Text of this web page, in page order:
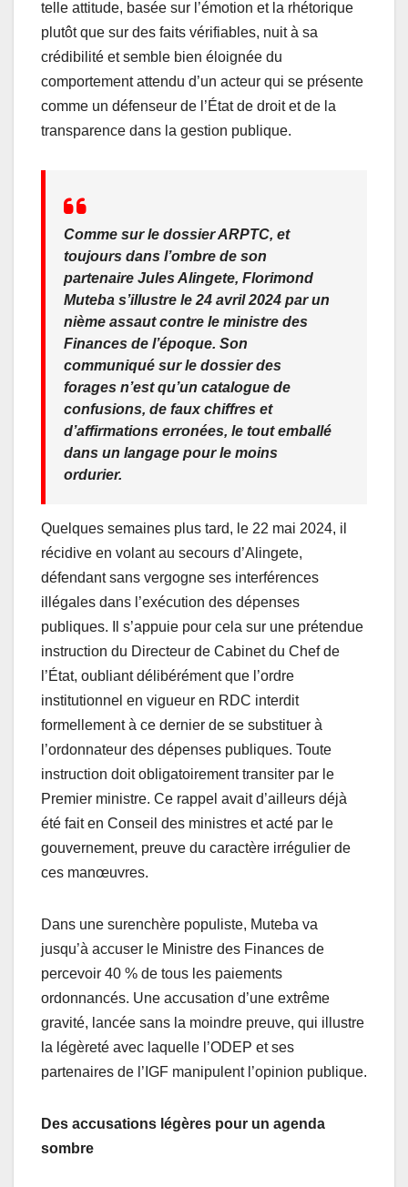
telle attitude, basée sur l’émotion et la rhétorique
plutôt que sur des faits vérifiables, nuit à sa
crédibilité et semble bien éloignée du
comportement attendu d’un acteur qui se présente
comme un défenseur de l’État de droit et de la
transparence dans la gestion publique.
Comme sur le dossier ARPTC, et
toujours dans l’ombre de son
partenaire Jules Alingete, Florimond
Muteba s’illustre le 24 avril 2024 par un
nième assaut contre le ministre des
Finances de l’époque. Son
communiqué sur le dossier des
forages n’est qu’un catalogue de
confusions, de faux chiffres et
d’affirmations erronées, le tout emballé
dans un langage pour le moins
ordurier.
Quelques semaines plus tard, le 22 mai 2024, il
récidive en volant au secours d’Alingete,
défendant sans vergogne ses interférences
illégales dans l’exécution des dépenses
publiques. Il s’appuie pour cela sur une prétendue
instruction du Directeur de Cabinet du Chef de
l’État, oubliant délibérément que l’ordre
institutionnel en vigueur en RDC interdit
formellement à ce dernier de se substituer à
l’ordonnateur des dépenses publiques. Toute
instruction doit obligatoirement transiter par le
Premier ministre. Ce rappel avait d’ailleurs déjà
été fait en Conseil des ministres et acté par le
gouvernement, preuve du caractère irrégulier de
ces manœuvres.
Dans une surenchère populiste, Muteba va
jusqu’à accuser le Ministre des Finances de
percevoir 40 % de tous les paiements
ordonnancés. Une accusation d’une extrême
gravité, lancée sans la moindre preuve, qui illustre
la légèreté avec laquelle l’ODEP et ses
partenaires de l’IGF manipulent l’opinion publique.
Des accusations légères pour un agenda
sombre